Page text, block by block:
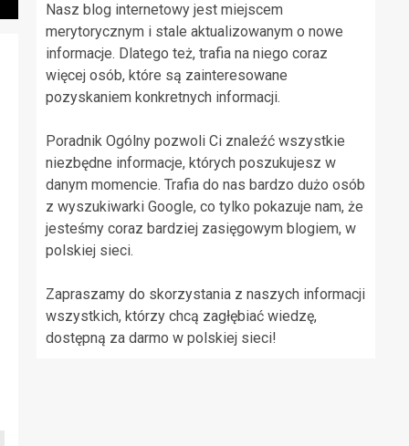
Nasz blog internetowy jest miejscem
merytorycznym i stale aktualizowanym o nowe
informacje. Dlatego też, trafia na niego coraz
więcej osób, które są zainteresowane
pozyskaniem konkretnych informacji.
Poradnik Ogólny pozwoli Ci znaleźć wszystkie
niezbędne informacje, których poszukujesz w
danym momencie. Trafia do nas bardzo dużo osób
z wyszukiwarki Google, co tylko pokazuje nam, że
jesteśmy coraz bardziej zasięgowym blogiem, w
polskiej sieci.
Zapraszamy do skorzystania z naszych informacji
wszystkich, którzy chcą zagłębiać wiedzę,
dostępną za darmo w polskiej sieci!